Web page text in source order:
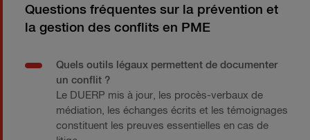
Questions fréquentes sur la prévention et
la gestion des conflits en PME
Quels outils légaux permettent de documenter
un conflit ?
Le DUERP mis à jour, les procès-verbaux de
médiation, les échanges écrits et les témoignages
constituent les preuves essentielles en cas de